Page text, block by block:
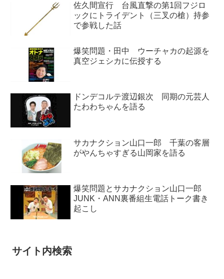
佐久間宣行 台風直撃の第1回フジロ
ックにトライデント（三叉の槍）持参
で参戦した話
爆笑問題・田中 ウーチャカの起源を
真空ジェシカに伝授する
ドンデコルテ渡辺銀次 同期の元芸人
たわわちゃんを語る
サカナクション山口一郎 千葉の客層
がやんちゃすぎる山岡家を語る
爆笑問題とサカナクション山口一郎
JUNK・ANN裏番組生電話トーク書き
起こし
サイト内検索